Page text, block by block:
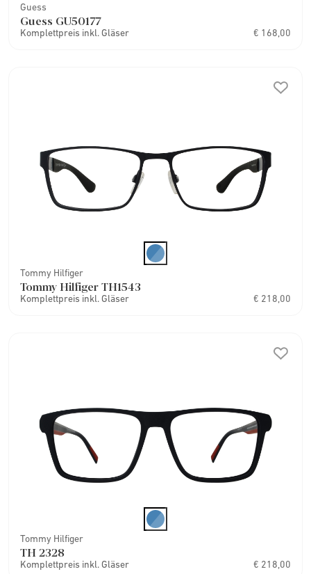
Guess
Guess GU50177
Komplettpreis inkl. Gläser € 168,00
Tommy Hilfiger
Tommy Hilfiger TH1543
Komplettpreis inkl. Gläser € 218,00
Tommy Hilfiger
TH 2328
Komplettpreis inkl. Gläser € 218,00